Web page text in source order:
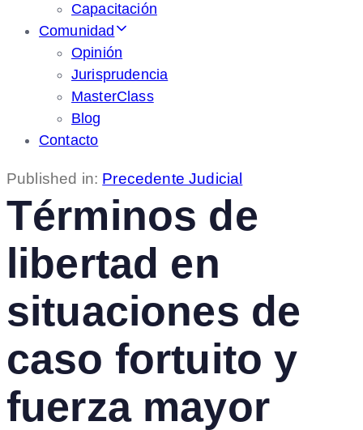
Capacitación
Comunidad
Opinión
Jurisprudencia
MasterClass
Blog
Contacto
Published in: Precedente Judicial
Términos de
libertad en
situaciones de
caso fortuito y
fuerza mayor